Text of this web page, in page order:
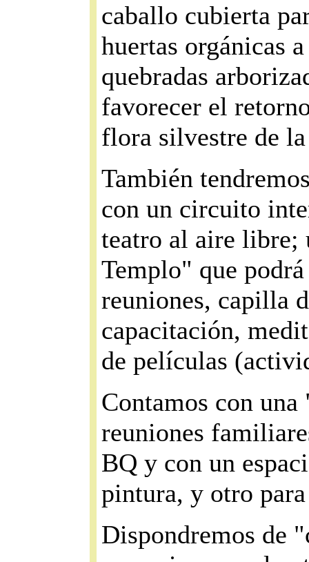
caballo cubierta
huertas orgánicas
quebradas
favorecer el
flora silvestre de
También
con un circuito
teatro al aire
Templo" que
reuniones, capilla
capacitación,
de películas
Contamos con
reuniones
BQ y con un
pintura, y otro
Dispondremos de